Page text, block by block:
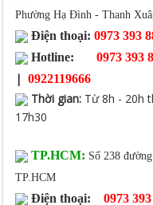
Phường Hạ Đình - Thanh
Điện thoại: 0973 393
Hotline:
0973 393
| 0922119666
Thời gian: Từ 8h - 20h
17h30
TP.HCM: Số 238
TP.HCM
Điện thoại: 0973